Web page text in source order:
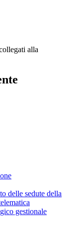
alla
delle sedute della
gestionale